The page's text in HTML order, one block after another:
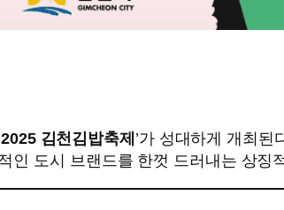
2025 김천김밥축제 ’가 성대하게 개최된
도시 브랜드를 한껏 드러내는 상징